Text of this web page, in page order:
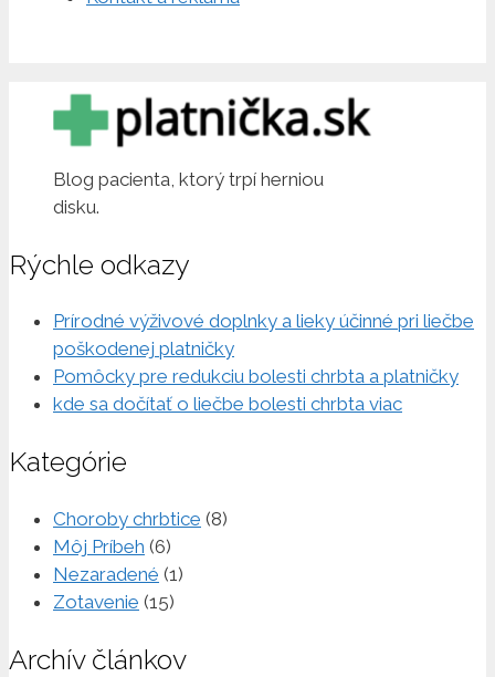
Blog pacienta, ktorý trpí herniou
disku.
Rýchle odkazy
Prírodné výživové doplnky a lieky účinné pri liečbe
poškodenej platničky
Pomôcky pre redukciu bolesti chrbta a platničky
kde sa dočítať o liečbe bolesti chrbta viac
Kategórie
Choroby chrbtice (8)
Môj Príbeh (6)
Nezaradené (1)
Zotavenie (15)
Archív článkov